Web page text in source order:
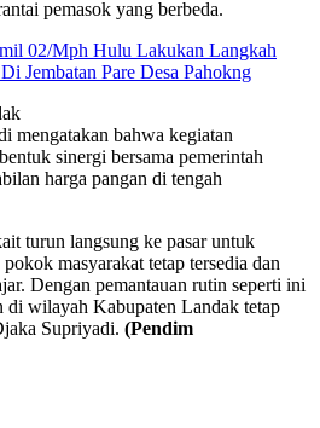
pemasok yang berbeda.
02/Mph Hulu Lakukan Langkah
Jembatan Pare Desa Pahokng
mengatakan bahwa kegiatan
sinergi bersama pemerintah
harga pangan di tengah
turun langsung ke pasar untuk
masyarakat tetap tersedia dan
Dengan pemantauan rutin seperti ini
di wilayah Kabupaten Landak tetap
Supriyadi. (Pendim